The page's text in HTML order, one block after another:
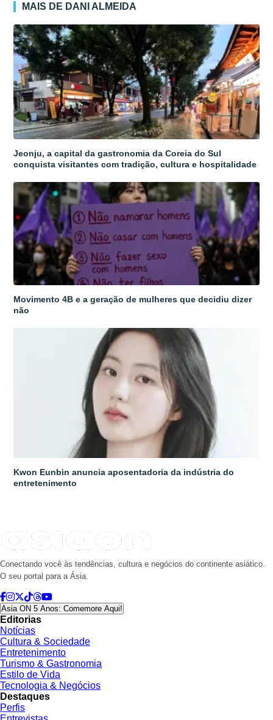
MAIS DE DANI ALMEIDA
Jeonju, a capital da gastronomia da Coreia do Sul
conquista visitantes com tradição, cultura e hospitalidade
Movimento 4B e a geração de mulheres que decidiu dizer
não
Kwon Eunbin anuncia aposentadoria da indústria do
entretenimento
Conectando você às tendências, cultura e negócios do continente asiático.
O seu portal para a Ásia.
Asia ON 5 Anos: Comemore Aqui!
Editorias
Notícias
Cultura & Sociedade
Entretenimento
Turismo & Gastronomia
Estilo de Vida
Tecnologia & Negócios
Destaques
Perfis